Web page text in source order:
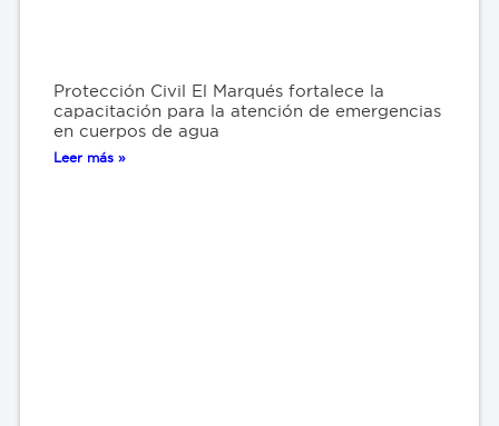
Protección Civil El Marqués fortalece la
capacitación para la atención de emergencias
en cuerpos de agua
Leer más »